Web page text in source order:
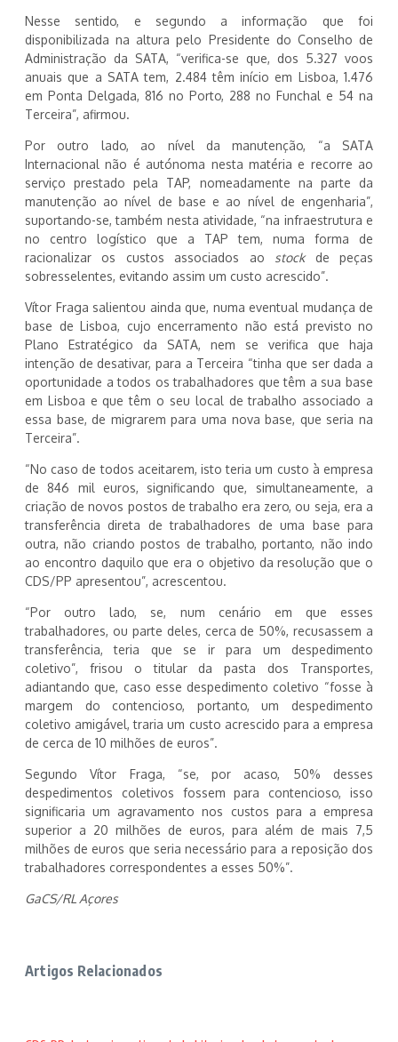
Nesse sentido, e segundo a informação que foi
disponibilizada na altura pelo Presidente do Conselho de
Administração da SATA, “verifica-se que, dos 5.327 voos
anuais que a SATA tem, 2.484 têm início em Lisboa, 1.476
em Ponta Delgada, 816 no Porto, 288 no Funchal e 54 na
Terceira”, afirmou.
Por outro lado, ao nível da manutenção, “a SATA
Internacional não é autónoma nesta matéria e recorre ao
serviço prestado pela TAP, nomeadamente na parte da
manutenção ao nível de base e ao nível de engenharia”,
suportando-se, também nesta atividade, “na infraestrutura e
no centro logístico que a TAP tem, numa forma de
racionalizar os custos associados ao stockde peças
sobresselentes, evitando assim um custo acrescido”.
Vítor Fraga salientou ainda que, numa eventual mudança de
base de Lisboa, cujo encerramento não está previsto no
Plano Estratégico da SATA, nem se verifica que haja
intenção de desativar, para a Terceira “tinha que ser dada a
oportunidade a todos os trabalhadores que têm a sua base
em Lisboa e que têm o seu local de trabalho associado a
essa base, de migrarem para uma nova base, que seria na
Terceira”.
“No caso de todos aceitarem, isto teria um custo à empresa
de 846 mil euros, significando que, simultaneamente, a
criação de novos postos de trabalho era zero, ou seja, era a
transferência direta de trabalhadores de uma base para
outra, não criando postos de trabalho, portanto, não indo
ao encontro daquilo que era o objetivo da resolução que o
CDS/PP apresentou”, acrescentou.
“Por outro lado, se, num cenário em que esses
trabalhadores, ou parte deles, cerca de 50%, recusassem a
transferência, teria que se ir para um despedimento
coletivo”, frisou o titular da pasta dos Transportes,
adiantando que, caso esse despedimento coletivo “fosse à
margem do contencioso, portanto, um despedimento
coletivo amigável, traria um custo acrescido para a empresa
de cerca de 10 milhões de euros”.
Segundo Vítor Fraga, “se, por acaso, 50% desses
despedimentos coletivos fossem para contencioso, isso
significaria um agravamento nos custos para a empresa
superior a 20 milhões de euros, para além de mais 7,5
milhões de euros que seria necessário para a reposição dos
trabalhadores correspondentes a esses 50%”.
GaCS/RL Açores
Artigos Relacionados